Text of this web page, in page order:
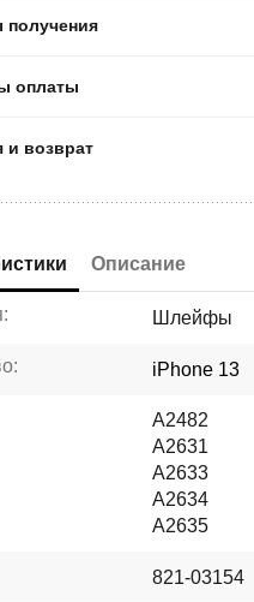
оплаты
и возврат
Описание
Шлейфы
iPhone 13
A2482
A2631
A2633
A2634
A2635
821-03154